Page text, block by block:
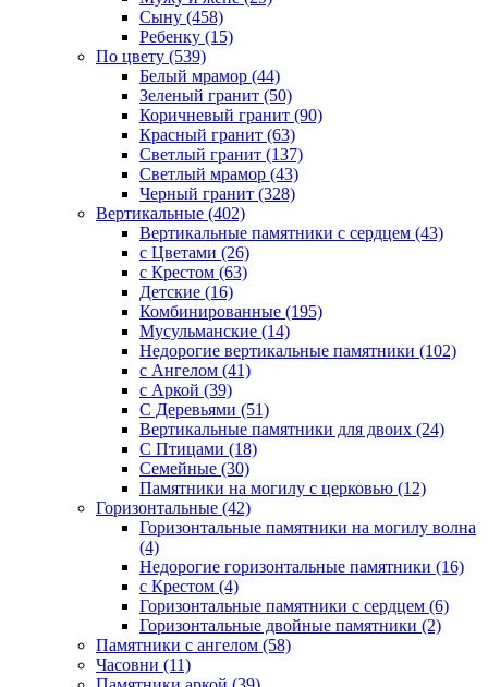
Сыну (458)
Ребенку (15)
По цвету (539)
Белый мрамор (44)
Зеленый гранит (50)
Коричневый гранит (90)
Красный гранит (63)
Светлый гранит (137)
Светлый мрамор (43)
Черный гранит (328)
Вертикальные (402)
Вертикальные памятники с сердцем (43)
с Цветами (26)
c Крестом (63)
Детские (16)
Комбинированные (195)
Мусульманские (14)
Недорогие вертикальные памятники (102)
с Ангелом (41)
с Аркой (39)
С Деревьями (51)
Вертикальные памятники для двоих (24)
С Птицами (18)
Семейные (30)
Памятники на могилу с церковью (12)
Горизонтальные (42)
Горизонтальные памятники на могилу волна
(4)
Недорогие горизонтальные памятники (16)
с Крестом (4)
Горизонтальные памятники с сердцем (6)
Горизонтальные двойные памятники (2)
Памятники с ангелом (58)
Часовни (11)